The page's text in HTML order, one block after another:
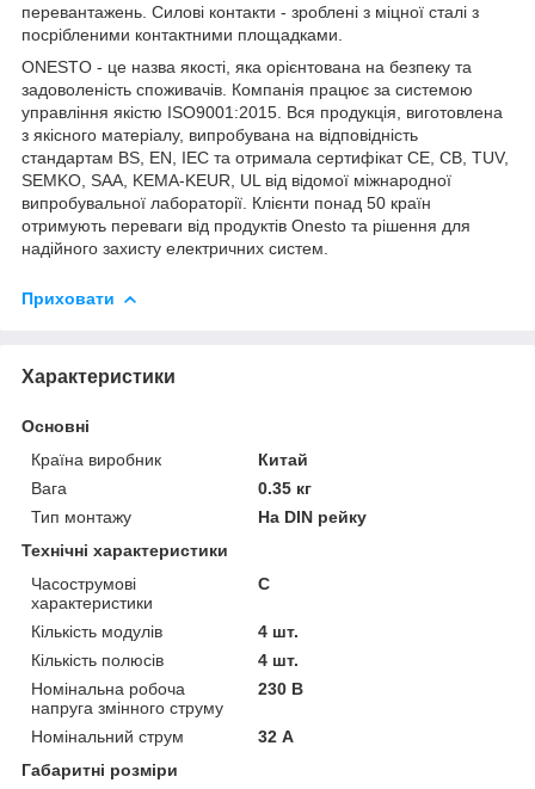
перевантажень. Силові контакти - зроблені з міцної сталі з
посрібленими контактними площадками.
ONESTO - це назва якості, яка орієнтована на безпеку та
задоволеність споживачів. Компанія працює за системою
управління якістю ISO9001:2015. Вся продукція, виготовлена
з якісного матеріалу, випробувана на відповідність
стандартам BS, EN, IEC та отримала сертифікат CE, CB, TUV,
SEMKO, SAA, KEMA-KEUR, UL від відомої міжнародної
випробувальної лабораторії. Клієнти понад 50 країн
отримують переваги від продуктів Onesto та рішення для
надійного захисту електричних систем.
Приховати
Характеристики
Основні
Країна виробник
Китай
Вага
0.35 кг
Тип монтажу
На DIN рейку
Технічні характеристики
Часострумові
характеристики
C
Кількість модулів
4 шт.
Кількість полюсів
4 шт.
Номінальна робоча
напруга змінного струму
230 В
Номінальний струм
32 А
Габаритні розміри